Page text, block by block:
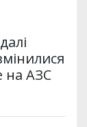
на АЗС